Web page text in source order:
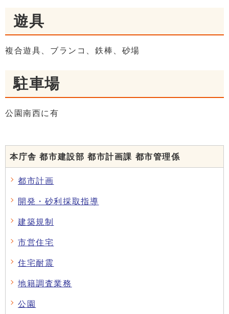
遊具
複合遊具、ブランコ、鉄棒、砂場
駐車場
公園南西に有
本庁舎 都市建設部 都市計画課 都市管理係
都市計画
開発・砂利採取指導
建築規制
市営住宅
住宅耐震
地籍調査業務
公園